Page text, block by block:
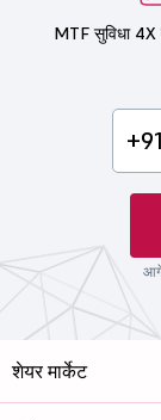
MTF सुविधा
+91
शेयर मार्केट